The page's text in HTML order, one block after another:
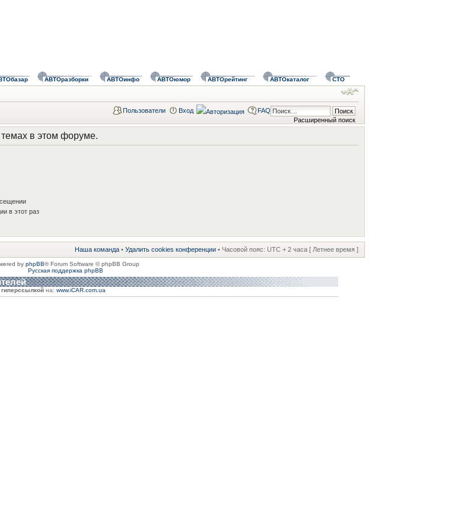
АВТОразборки АВТОинфо АВТОюмор АВТОрейтинг АВТОкаталог СТО
Расширенный поиск
Пользователи Вход FAQ
темах в этом форуме.
в этот раз
Наша команда • Удалить cookies конференции • Часовой пояс: UTC + 2 часа [ Летнее время ]
by phpBB® Forum Software © phpBB Group
Русская поддержка phpBB
гиперссылкой на: www.iCAR.com.ua